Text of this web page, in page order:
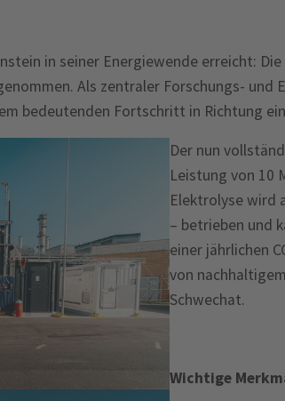
in seiner Energiewende erreicht:
Als zentraler Forschungs-
bedeutenden Fortschritt in Richtung
Der nun
Leistung von 10
Elektrolyse wird
– betrieben und
einer jährlichen
von
Schwechat.
Wichtige